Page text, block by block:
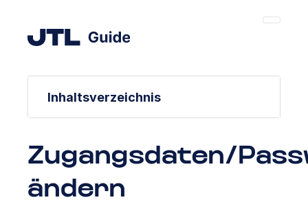
Inhaltsverzeichnis
Zugangsdaten/
ändern